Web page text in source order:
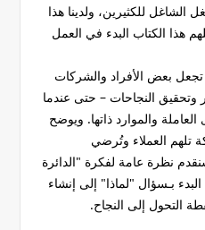
الشاغل للكثيرين، ولدينا هذا
هذا الكتاب البدء في العمل
تجعل بعض الأفراد والشركات
وتحقيق النجاحات – حتى عندما
العاملة والموارد ذاتها. ويوضح
تلهم العملاء وتُرضي
نظرة عامة لفكرة "الدائرة
بـسؤال "لماذا" إلى إنشاء
التحول إلى النجاح.